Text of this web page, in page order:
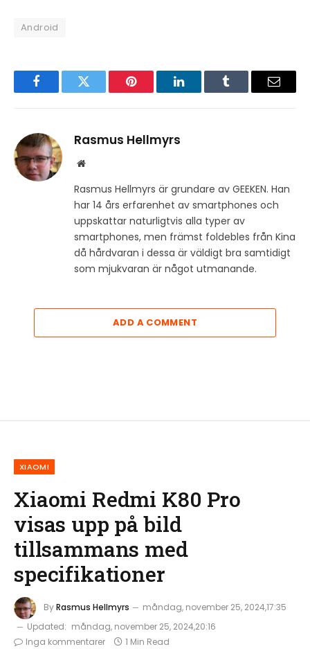
Android
FacebookTwitter Pinterest LinkedInTumblr Email
Rasmus Hellmyrs
Website
Rasmus Hellmyrs är grundare av GEEKEN. Han
har 14 års erfarenhet av smartphones och
uppskattar naturligtvis alla typer av
smartphones, men främst foldebles från Kina
då hårdvaran i dessa är väldigt bra samtidigt
som mjukvaran är något utmanande.
ADD A COMMENT
XIAOMI
Xiaomi Redmi K80 Pro
visas upp på bild
tillsammans med
specifikationer
ByRasmus Hellmyrs
måndag, november 25, 2024,17:35
Updated: måndag, november 25, 2024,20:16
Inga kommentarer
1 Min Read